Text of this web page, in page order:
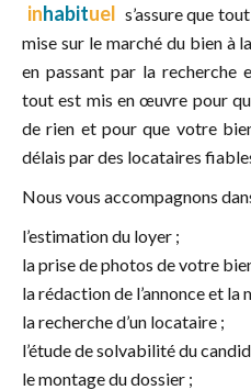
inhabituel s’assure que
mise sur le marché du bien à
en passant par la recherche
tout est mis en œuvre pour
de rien et pour que votre
délais par des locataires
Nous vous accompagnons
l’estimation du loyer ;
la prise de photos de votre
la rédaction de l’annonce et la
la recherche d’un locataire ;
l’étude de solvabilité du
le montage du dossier ;